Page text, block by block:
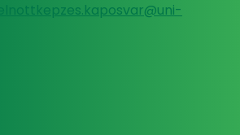
felnottkepzes.kaposvar@uni-